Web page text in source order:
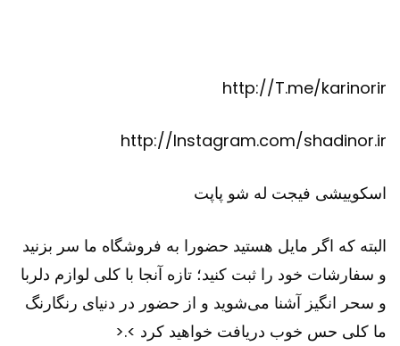
http://T.me/karinorir
http://Instagram.com/shadinor.ir
اسکوییشی فیجت له شو پاپت
البته که اگر مایل هستید حضورا به فروشگاه ما سر بزنید
و سفارشات خود را ثبت کنید؛ تازه آنجا با کلی لوازم دلربا
و سحر انگیز آشنا می‌شوید و از حضور در دنیای رنگارنگ
ما کلی حس خوب دریافت خواهید کرد >.<